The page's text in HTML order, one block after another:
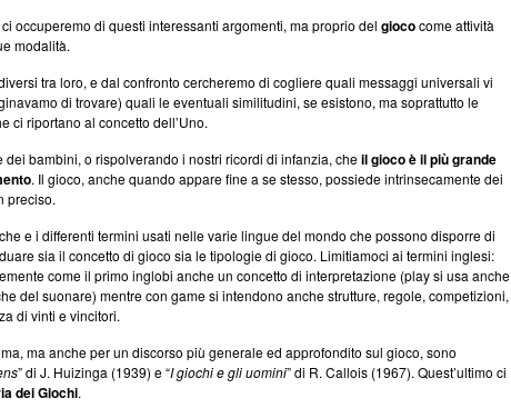
occuperemo di questi interessanti argomenti, ma proprio del giococome attività
modalità.
tra loro, e dal confronto cercheremo di cogliere quali messaggi universali vi
di trovare) quali le eventuali similitudini, se esistono, ma soprattutto le
ci riportano al concetto dell’Uno.
dei bambini, o rispolverando i nostri ricordi di infanzia, cheil gioco è il più grande
. Il gioco, anche quando appare fine a se stesso, possiede intrinsecamente dei
preciso.
e i differenti termini usati nelle varie lingue del mondo che possono disporre di
sia il concetto di gioco sia le tipologie di gioco. Limitiamoci ai termini inglesi:
come il primo inglobi anche un concetto di interpretazione (play si usa anche
del suonare) mentre con game si intendono anche strutture, regole, competizioni,
di vinti e vincitori.
ma anche per un discorso più generale ed approfondito sul gioco, sono
” di J. Huizinga (1939) e “I giochi e gli uomini” di R. Callois (1967). Quest’ultimo ci
dei Giochi.